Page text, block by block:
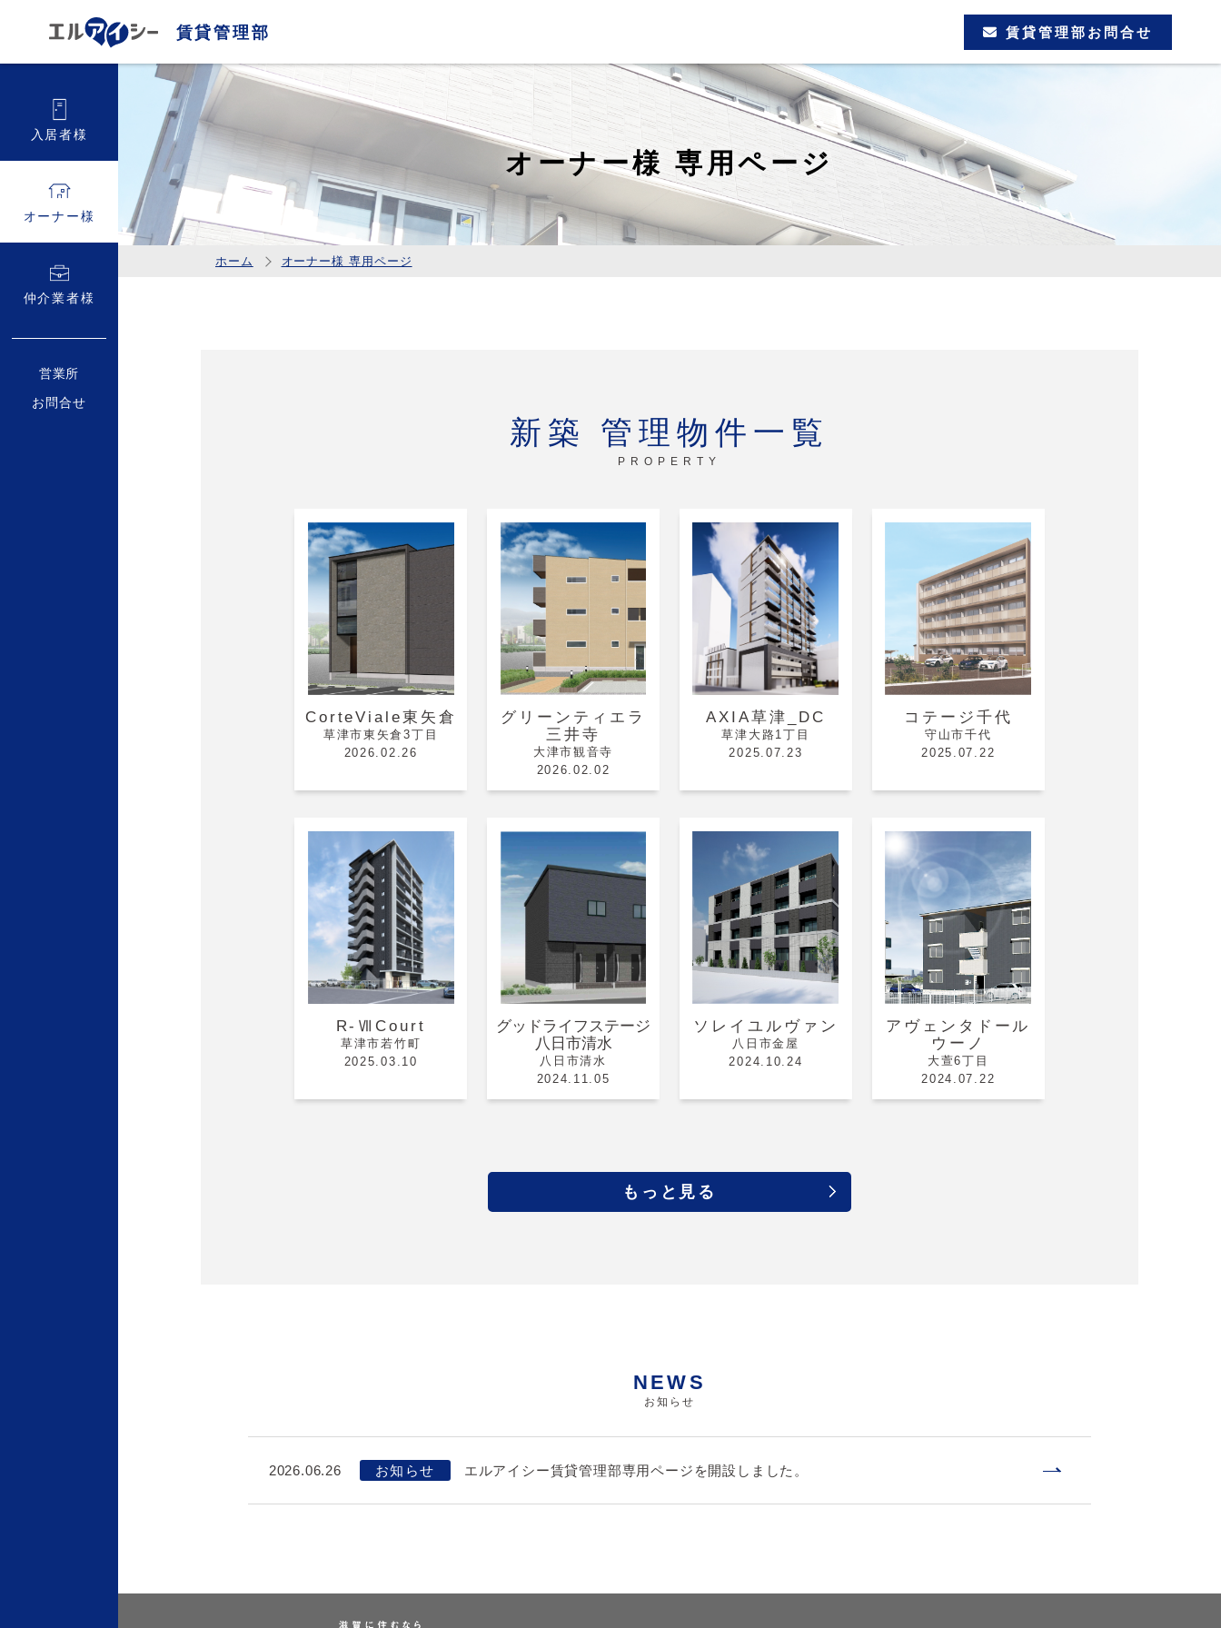
賃貸管理部 賃貸管理部お問合せ
入居者様
オーナー様
仲介業者様
営業所
お問合せ
オーナー様 専用ページ
ホーム オーナー様 専用ページ
新築 管理物件一覧
PROPERTY
CorteViale東矢倉
草津市東矢倉3丁目
2026.02.26
グリーンティエラ
三井寺
大津市観音寺
2026.02.02
AXIA草津_DC
草津大路1丁目
2025.07.23
コテージ千代
守山市千代
2025.07.22
R-ⅦCourt
草津市若竹町
2025.03.10
グッドライフステージ
八日市清水
八日市清水
2024.11.05
ソレイユルヴァン
八日市金屋
2024.10.24
アヴェンタドール
ウーノ
大萱6丁目
2024.07.22
もっと見る
NEWS
お知らせ
2026.06.26 お知らせ エルアイシー賃貸管理部専用ページを開設しました。